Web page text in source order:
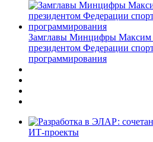
Замглавы Минцифры Максим
президентом Федерации
программирования
ИТ-проекты